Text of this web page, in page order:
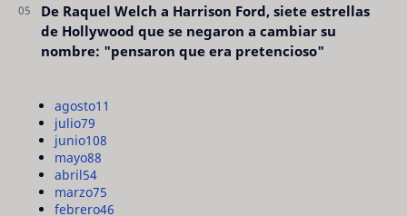
De Raquel Welch a Harrison Ford, siete estrellas
de Hollywood que se negaron a cambiar su
nombre: "pensaron que era pretencioso"
agosto11
julio79
junio108
mayo88
abril54
marzo75
febrero46